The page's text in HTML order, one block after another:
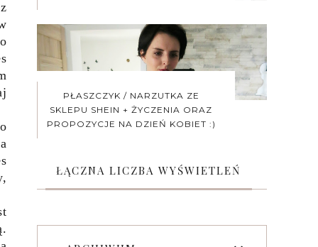
PŁASZCZYK / NARZUTKA ZE
SKLEPU SHEIN + ŻYCZENIA ORAZ
PROPOZYCJE NA DZIEŃ KOBIET :)
ŁĄCZNA LICZBA WYŚWIETLEŃ